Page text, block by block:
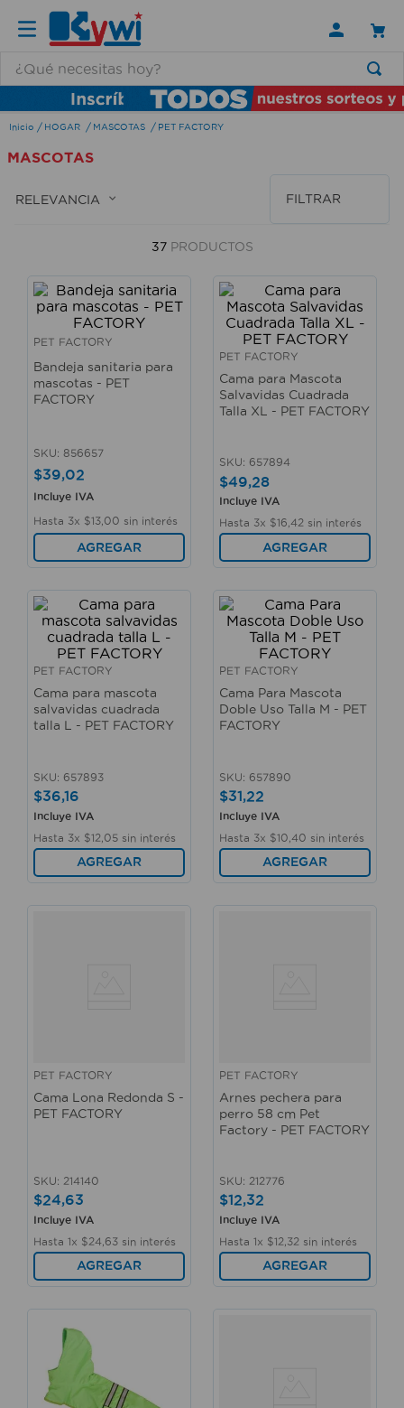
HOGAR MASCOTAS PET FACTORY
MASCOTAS
RELEVANCIA FILTRAR
37 PRODUCTOS
PET FACTORY
Bandeja sanitaria para
mascotas - PET
FACTORY
SKU: 856657
$39,02
Incluye IVA
Hasta 3x $13 00 sin interés
AGREGAR
PET FACTORY
Cama para Mascota
Salvavidas Cuadrada
Talla XL - PET FACTORY
SKU: 657894
$49,28
Incluye IVA
Hasta 3x $16 42 sin interés
AGREGAR
PET FACTORY
Cama para mascota
salvavidas cuadrada
talla L - PET FACTORY
SKU: 657893
$36,16
Incluye IVA
Hasta 3x $12 05 sin interés
AGREGAR
PET FACTORY
Cama Para Mascota
Doble Uso Talla M - PET
FACTORY
SKU: 657890
$31,22
Incluye IVA
Hasta 3x $10 40 sin interés
AGREGAR
PET FACTORY
Cama Lona Redonda S -
PET FACTORY
SKU: 214140
$24,63
Incluye IVA
Hasta 1x $24 63 sin interés
AGREGAR
PET FACTORY
Arnes pechera para
perro 58 cm Pet
Factory - PET FACTORY
SKU: 212776
$12,32
Incluye IVA
Hasta 1x $12 32 sin interés
AGREGAR
TÉRMINOS MÁS BUSCADOS
1.
lamparas
2.
ducha
3.
silla
escritorio
cerradura
fregadero